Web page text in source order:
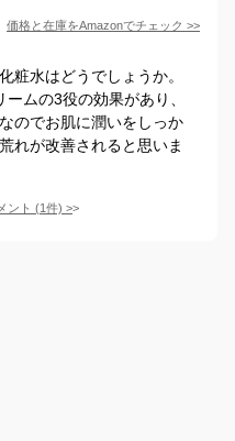
価格と在庫をAmazonでチェック >>
粧水はどうでしょうか。
ムの3役の効果があり、
のでお肌に潤いをしっか
れが改善されると思いま
ント (1件) >